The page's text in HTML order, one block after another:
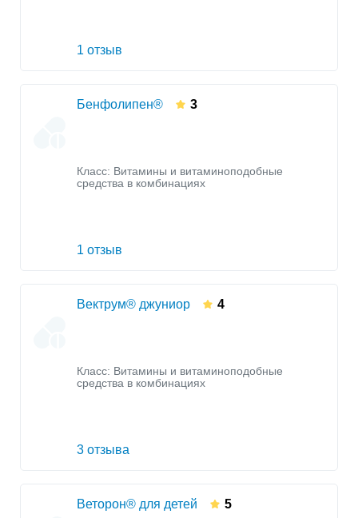
1 отзыв
Бенфолипен® 3
Класс: Витамины и витаминоподобные
средства в комбинациях
1 отзыв
Вектрум® джуниор 4
Класс: Витамины и витаминоподобные
средства в комбинациях
3 отзыва
Веторон® для детей 5